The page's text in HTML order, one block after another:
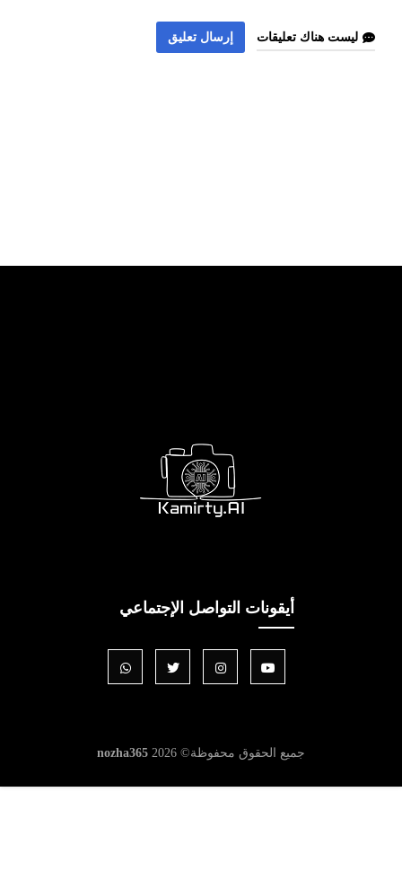
ليست هناك تعليقات إرسال تعليق
أيقونات التواصل الإجتماعي
جميع الحقوق محفوظة© 2026
nozha365